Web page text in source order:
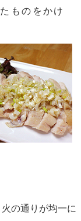
ものをかけ
の通りが均一に